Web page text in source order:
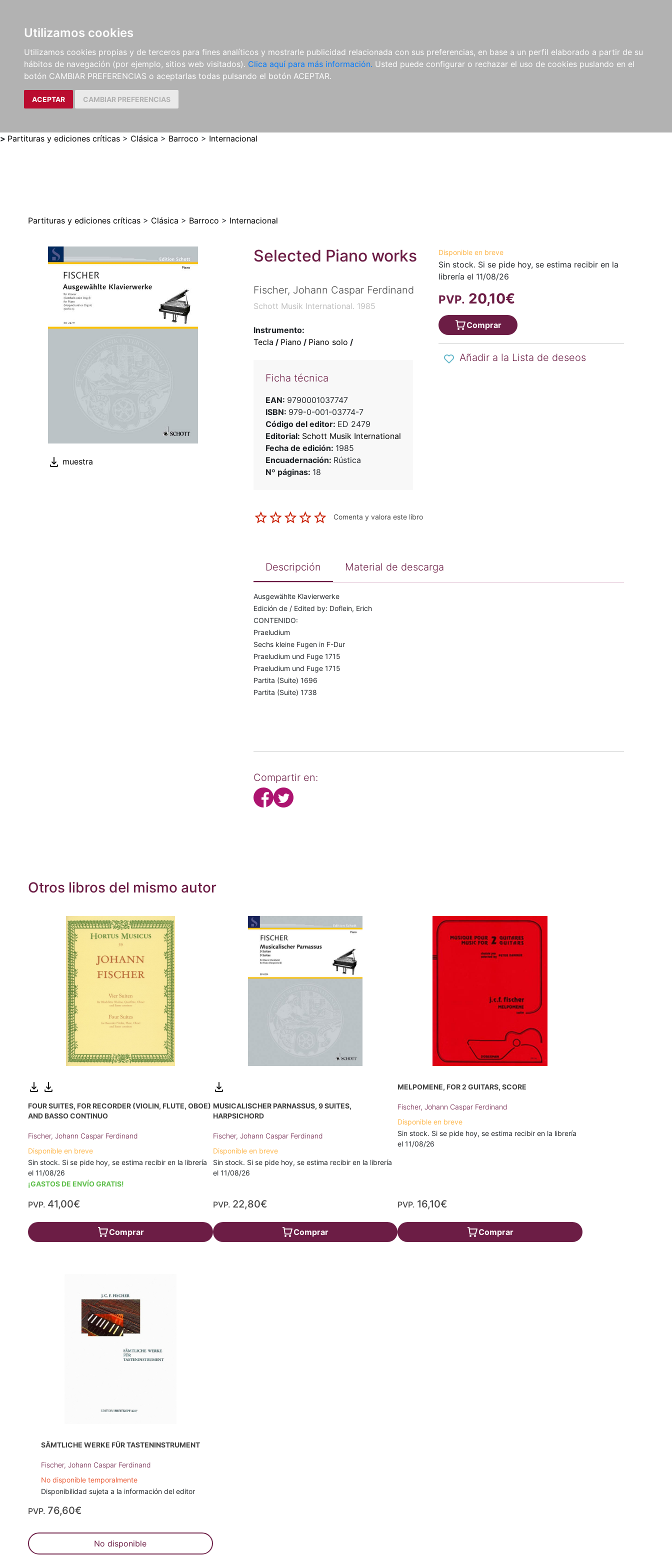
Utilizamos cookies
Utilizamos cookies propias y de terceros para fines analíticos y mostrarle publicidad relacionada con sus preferencias, en base a un perfil elaborado a partir de su
hábitos de navegación (por ejemplo, sitios web visitados). Clica aquí para más información. Usted puede configurar o rechazar el uso de cookies puslando en el
botón CAMBIAR PREFERENCIAS o aceptarlas todas pulsando el botón ACEPTAR.
ACEPTAR CAMBIAR PREFERENCIAS
LIBROS
MÉTODOS Y
EJERCICIOS
PARTITURAS Y EDICIONES
CRÍTICAS
REVISTAS
CDS Y
DVDS
MATERIAL
COMPLEMENTARIO
NOVEDADES NOTICIAS
COMPRAS
INSTITUCIONALES
> Partituras y ediciones críticas > Clásica > Barroco > Internacional
Partituras y ediciones críticas > Clásica > Barroco > Internacional
muestra
Selected Piano works
Fischer, Johann Caspar Ferdinand
Schott Musik International. 1985
Instrumento:
Tecla / Piano / Piano solo /
Ficha técnica
EAN: 9790001037747
ISBN: 979-0-001-03774-7
Código del editor: ED 2479
Editorial: Schott Musik International
Fecha de edición: 1985
Encuadernación: Rústica
Nº páginas: 18
Comenta y valora este libro
Disponible en breve
Sin stock. Si se pide hoy, se estima recibir en la
librería el 11/08/26
PVP. 20,10€
Comprar
Añadir a la Lista de deseos
Descripción Material de descarga
Ausgewählte Klavierwerke
Edición de / Edited by: Doflein, Erich
CONTENIDO:
Praeludium
Sechs kleine Fugen in F-Dur
Praeludium und Fuge 1715
Praeludium und Fuge 1715
Partita (Suite) 1696
Partita (Suite) 1738
Compartir en:
Otros libros del mismo autor
FOUR SUITES, FOR RECORDER (VIOLIN, FLUTE, OBOE)
AND BASSO CONTINUO
Fischer, Johann Caspar Ferdinand
Disponible en breve
Sin stock. Si se pide hoy, se estima recibir en la librería
el 11/08/26
¡GASTOS DE ENVÍO GRATIS!
PVP. 41,00€
Comprar
MUSICALISCHER PARNASSUS, 9 SUITES,
HARPSICHORD
Fischer, Johann Caspar Ferdinand
Disponible en breve
Sin stock. Si se pide hoy, se estima recibir en la librería
el 11/08/26
PVP. 22,80€
Comprar
MELPOMENE, FOR 2 GUITARS, SCORE
Fischer, Johann Caspar Ferdinand
Disponible en breve
Sin stock. Si se pide hoy, se estima recibir en la librería
el 11/08/26
PVP. 16,10€
Comprar
SÄMTLICHE WERKE FÜR TASTENINSTRUMENT
Fischer, Johann Caspar Ferdinand
No disponible temporalmente
Disponibilidad sujeta a la información del editor
PVP. 76,60€
No disponible